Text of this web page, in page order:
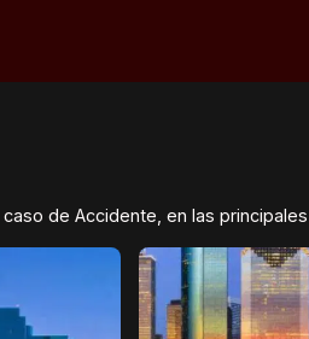
de Accidente, en las